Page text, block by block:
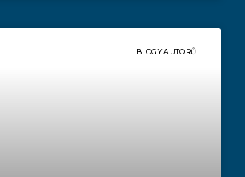
BLOGY AUTORŮ